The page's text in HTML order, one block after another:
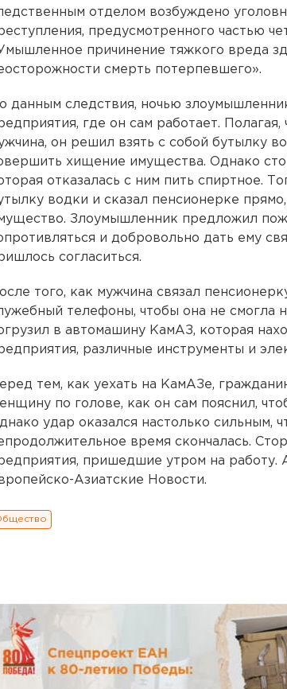
отделом возбуждено
предусмотренного частью
причинение тяжкого вреда
смерть потерпевшего».
данным следствия, ночью
где он сам работает.
он решил взять с собой бутылку
хищение имущества. Однако
отказалась с ним пить спиртное.
водки и сказал пенсионерке
Злоумышленник предложил
и добровольно дать ему
согласиться.
того, как мужчина связал
телефоны, чтобы она не смогла
в автомашину КамАЗ, которая
различные инструменты и
тем, как уехать на КамАЗе,
по голове, как он сам пояснил,
удар оказался настолько сильным,
время скончалась.
пришедшие утром на работу.
Азиатские Новости.